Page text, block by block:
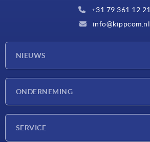
+31 79 361 12 21
info@kippcom.nl
NIEUWS
ONDERNEMING
SERVICE